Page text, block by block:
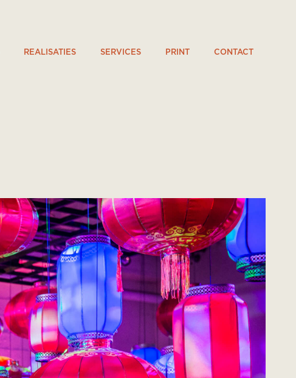
REALISATIES SERVICES PRINT CONTACT